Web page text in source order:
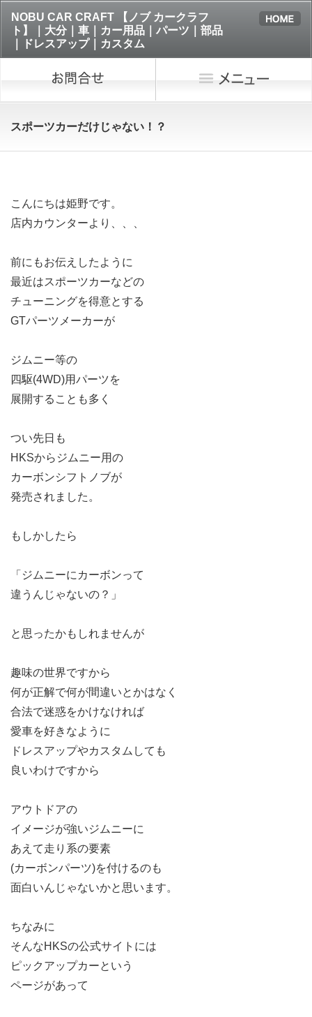
NOBU CAR CRAFT 【ノブ カークラフ
ト】｜大分｜車｜カー用品｜パーツ｜部品
｜ドレスアップ｜カスタム
スポーツカーだけじゃない！？
こんにちは姫野です。
店内カウンターより、、、
前にもお伝えしたように
最近はスポーツカーなどの
チューニングを得意とする
GTパーツメーカーが
ジムニー等の
四駆(4WD)用パーツを
展開することも多く
つい先日も
HKSからジムニー用の
カーボンシフトノブが
発売されました。
もしかしたら
「ジムニーにカーボンって
違うんじゃないの？」
と思ったかもしれませんが
趣味の世界ですから
何が正解で何が間違いとかはなく
合法で迷惑をかけなければ
愛車を好きなように
ドレスアップやカスタムしても
良いわけですから
アウトドアの
イメージが強いジムニーに
あえて走り系の要素
(カーボンパーツ)を付けるのも
面白いんじゃないかと思います。
ちなみに
そんなHKSの公式サイトには
ピックアップカーという
ページがあって